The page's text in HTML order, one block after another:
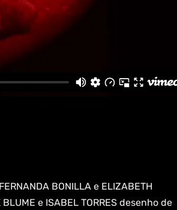
BONILLA e ELIZABETH
e ISABEL TORRES desenho de